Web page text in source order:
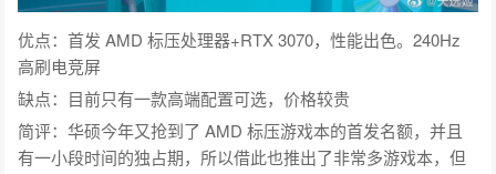
优点：首发 AMD 标压处理器+RTX 3070，性能出色。240Hz
高刷电竞屏
缺点：目前只有一款高端配置可选，价格较贵
简评：华硕今年又抢到了 AMD 标压游戏本的首发名额，并且
有一小段时间的独占期，所以借此也推出了非常多游戏本，但